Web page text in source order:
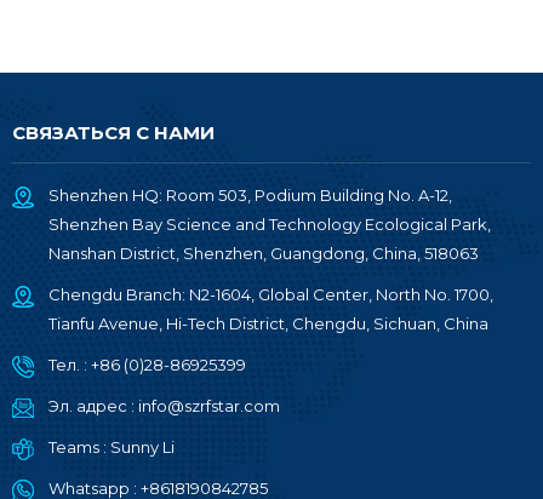
СВЯЗАТЬСЯ С НАМИ
Shenzhen HQ: Room 503, Podium Building No. A-12,
Shenzhen Bay Science and Technology Ecological Park,
Nanshan District, Shenzhen, Guangdong, China, 518063
Chengdu Branch: N2-1604, Global Center, North No. 1700,
Tianfu Avenue, Hi-Tech District, Chengdu, Sichuan, China
Тел. : +86 (0)28-86925399
Эл. адрес : info@szrfstar.com
Teams : Sunny Li
Whatsapp : +8618190842785